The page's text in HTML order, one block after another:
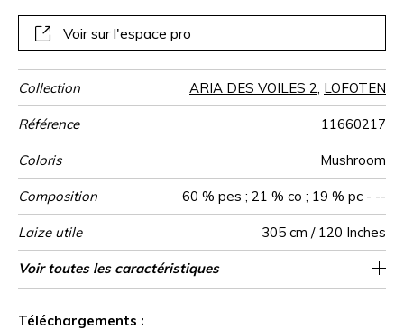
douces et chaleureuses. Décliné en 4 coloris naturels, il se
distingue notamment par le moka, une teinte profonde et
actuelle qui renouvelle la palette des neutres
Voir sur l'espace pro
Collection ARIA DES VOILES 2, LOFOTEN
Référence 11660217
Coloris Mushroom
Composition 60 % pes ; 21 % co ; 19 % pc - --
Laize utile 305 cm / 120 Inches
Rétrécissement <1%
Raccord Raccord libre
Sens De haut
Poids g/m² 160
Usage
Entretien
Pays d'origine Turquie
Rapport
Horizontal
9 cm / 4 Inches
Rapport
Vertical
1 cm / 0 Inches
Voir toutes les caractéristiques
Téléchargements :